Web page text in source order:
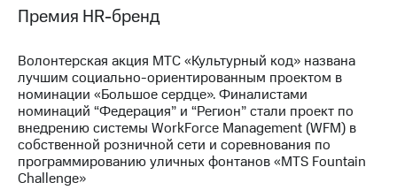
Правовая
информация
Контакты
Медиа-центр
Пресс-
релизы
МТС
о технологиях
Премия HR-бренд
Волонтерская акция МТС «Культурный код» названа
лучшим социально-ориентированным проектом в
номинации «Большое сердце». Финалистами
номинаций “Федерация” и “Регион” стали проект по
внедрению системы WorkForce Management (WFM) в
собственной розничной сети и соревнования по
программированию уличных фонтанов «MTS Fountain
Challenge»